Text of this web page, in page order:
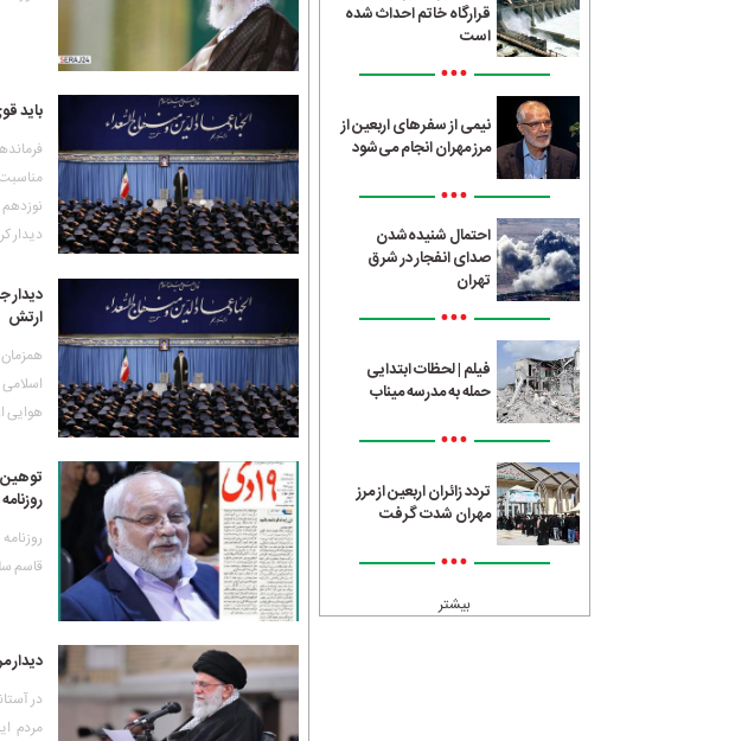
قرارگاه خاتم احداث شده
است
•••
نیمی از سفرهای اربعین از
مرز مهران انجام می‌شود
•••
احتمال شنیده‌شدن
صدای انفجار در شرق
تهران
•••
فیلم | لحظات ابتدایی
حمله به مدرسه میناب
•••
تردد زائران اربعین از مرز
مهران شدت گرفت
•••
بیشتر
باید
دیدار
دیدار
ارتش
هوایی
توهین
روزنامه ۱۹ دی
قاسم
دیدار
مردم